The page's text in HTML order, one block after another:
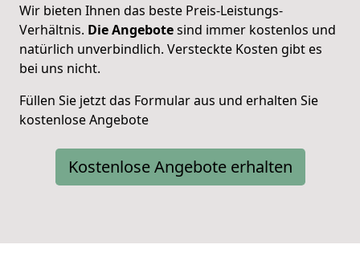
Wir bieten Ihnen das beste Preis-Leistungs-
Verhältnis. Die Angebotesind immer kostenlos und
natürlich unverbindlich. Versteckte Kosten gibt es
bei uns nicht.
Füllen Sie jetzt das Formular aus und erhalten Sie
kostenlose Angebote
Kostenlose Angebote erhalten